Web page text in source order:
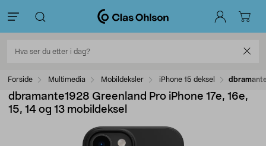
Forside Multimedia Mobildeksler iPhone 15 deksel
dbramante1928 Greenland Pro iPhone 17e, 16e,
15, 14 og 13 mobildeksel